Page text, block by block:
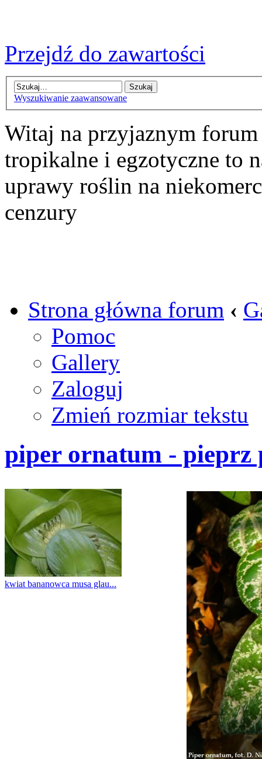
Przejdź do zawartości
Wyszukiwanie zaawansowane
Witaj na przyjaznym
tropikalne i egzotyczne to
uprawy roślin na
cenzury
Strona główna forum ‹
Pomoc
Gallery
Zaloguj
Zmień rozmiar tekstu
piper ornatum - pieprz
kwiat bananowca musa glau...